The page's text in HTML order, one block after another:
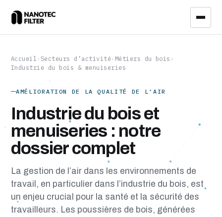
Accueil › Secteurs d’activité› Métiers du bois ›
Industrie du bois & menuiseries
AMÉLIORATION DE LA QUALITÉ DE L’AIR
Industrie du bois et
menuiseries : notre
dossier complet
La gestion de l’air dans les environnements de
travail, en particulier dans l’industrie du bois, est
un enjeu crucial pour la santé et la sécurité des
travailleurs. Les poussières de bois, générées